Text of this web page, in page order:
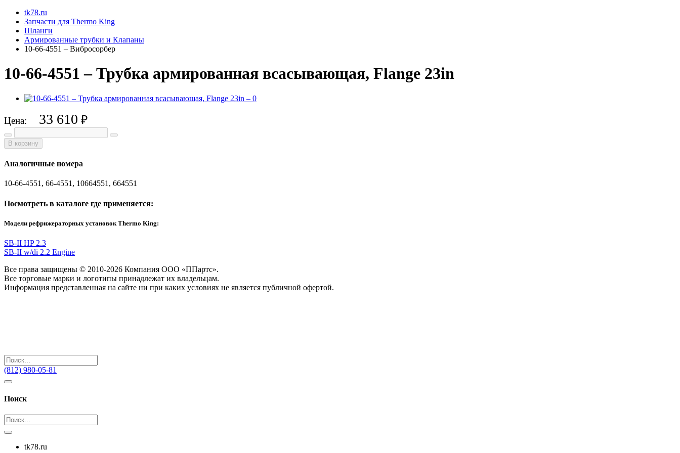
tk78.ru
Запчасти для Thermo King
Шланги
Армированные трубки и Клапаны
10-66-4551 – Вибросорбер
10-66-4551 – Трубка армированная всасывающая, Flange 23in
Цена: 33 610 ₽
В корзину
Аналогичные номера
10-66-4551, 66-4551, 10664551, 664551
Посмотреть в каталоге где применяется:
Модели рефрижераторных установок Thermo King:
SB-II HP 2.3
SB-II w/di 2.2 Engine
Все права защищены © 2010-2026 Компания ООО «ППартс».
Все торговые марки и логотипы принадлежат их владельцам.
Информация представленная на сайте ни при каких условиях не является публичной офертой.
(812) 980-05-81
Поиск
tk78.ru